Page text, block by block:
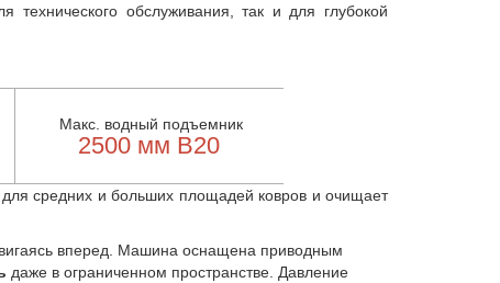
обслуживания, так и для глубокой
Макс. водный подъемник
2500 мм В20
средних и больших площадей ковров и очищает
вперед. Машина оснащена приводным
даже в ограниченном пространстве. Давление